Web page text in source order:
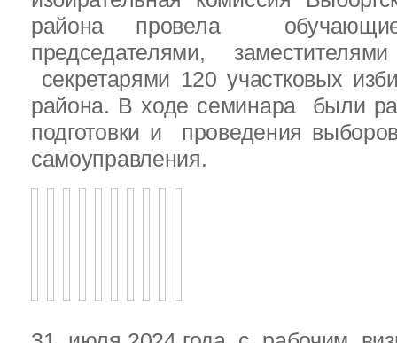
района провела
председателями,
секретарями 120 участковых
района. В ходе семинара были
подготовки и проведения
самоуправления.